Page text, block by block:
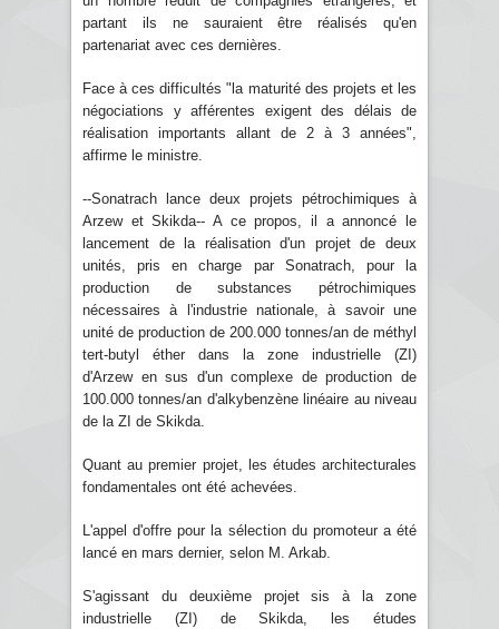
partant ils ne sauraient être réalisés qu'en
partenariat avec ces dernières.
Face à ces difficultés "la maturité des projets et les
négociations y afférentes exigent des délais de
réalisation importants allant de 2 à 3 années",
affirme le ministre.
--Sonatrach lance deux projets pétrochimiques à
Arzew et Skikda-- A ce propos, il a annoncé le
lancement de la réalisation d'un projet de deux
unités, pris en charge par Sonatrach, pour la
production de substances pétrochimiques
nécessaires à l'industrie nationale, à savoir une
unité de production de 200.000 tonnes/an de méthyl
tert-butyl éther dans la zone industrielle (ZI)
d'Arzew en sus d'un complexe de production de
100.000 tonnes/an d'alkybenzène linéaire au niveau
de la ZI de Skikda.
Quant au premier projet, les études architecturales
fondamentales ont été achevées.
L'appel d'offre pour la sélection du promoteur a été
lancé en mars dernier, selon M. Arkab.
S'agissant du deuxième projet sis à la zone
industrielle (ZI) de Skikda, les études